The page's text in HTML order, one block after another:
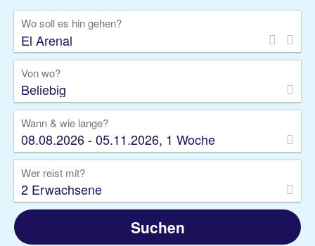
Rundreise
Kreuzfahrt
Gruppenreise
Camper Privattransfer
Wo soll es hin gehen?
Von wo?
Beliebig
Wann & wie lange?
08.08.2026 - 05.11.2026, 1 Woche
Wer reist mit?
2 Erwachsene
Suchen